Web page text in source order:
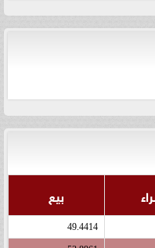
بيع
49.4414